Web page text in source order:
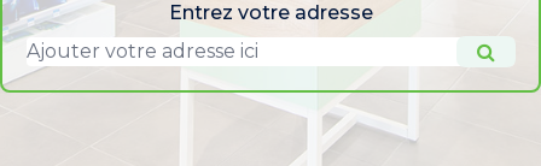
Entrez votre adresse